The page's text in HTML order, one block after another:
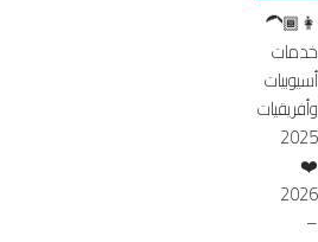
👩🏾‍🦱
خدمات
أسيوبيات
وأفريقيات
2025
❤️
2026
–